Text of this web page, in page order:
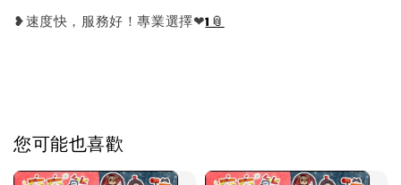
❥速度快，服務好！專業選擇❤1
您可能也喜歡